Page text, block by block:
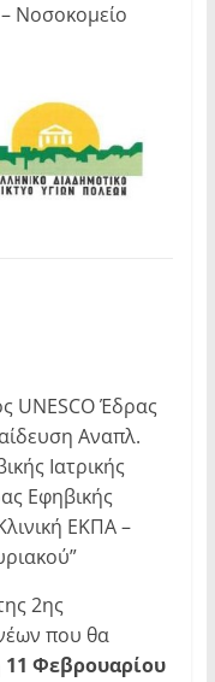
– Νοσοκομείο
UNESCO Έδρας
Αναπλ.
Ιατρικής
Εφηβικής
ΕΚΠΑ –
2ης
που θα
11 Φεβρουαρίου